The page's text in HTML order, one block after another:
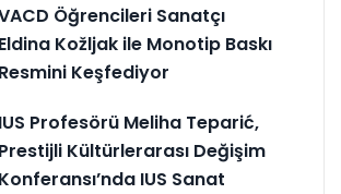
Öğrencileri Sanatçı
Eldina Kožljak ile Monotip Baskı
Resmini Keşfediyor
IUS Profesörü Meliha Teparić,
Prestijli Kültürlerarası Değişim
Konferansı’nda IUS Sanat